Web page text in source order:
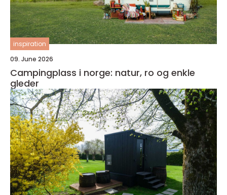
inspiration
09. June 2026
Campingplass i norge: natur, ro og enkle
gleder